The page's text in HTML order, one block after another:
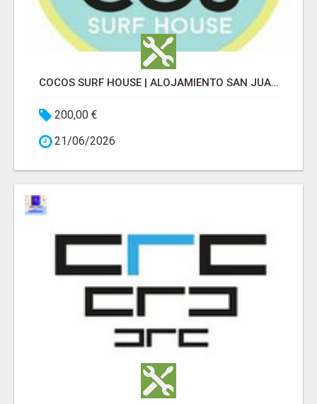
COCOS SURF HOUSE | ALOJAMIENTO SAN JUAN DE LA ARENA
200,00 €
21/06/2026